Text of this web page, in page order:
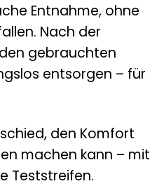
Entnahme, ohne
Nach der
gebrauchten
entsorgen – für
den Komfort
machen kann – mit
Teststreifen.